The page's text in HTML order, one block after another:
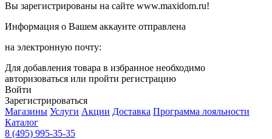
Вы зарегистрированы на сайте www.maxidom.ru!
Информация о Вашем аккаунте отправлена
на электронную почту:
Для добавления товара в избранное необходимо
авторизоваться или пройти регистрацию
Войти
Зарегистрироваться
Магазины Услуги Акции Доставка Программа лояльности
Каталог
8 (495) 995-35-35